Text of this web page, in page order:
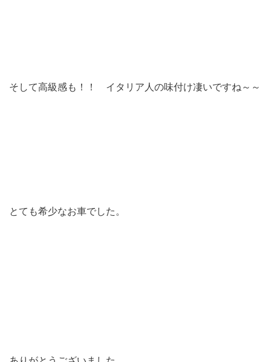
そして高級感も！！ イタリア人の味付け凄いですね～～
とても希少なお車でした。